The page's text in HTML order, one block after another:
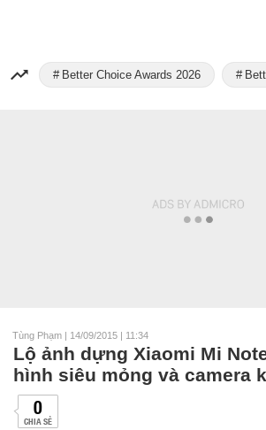
Better Choice Awards 2026
Tùng Phạm | 14/09/2015 | 11:34
Lộ ảnh dựng Xiaomi Mi
hình siêu mỏng và camera
0
CHIA SẺ